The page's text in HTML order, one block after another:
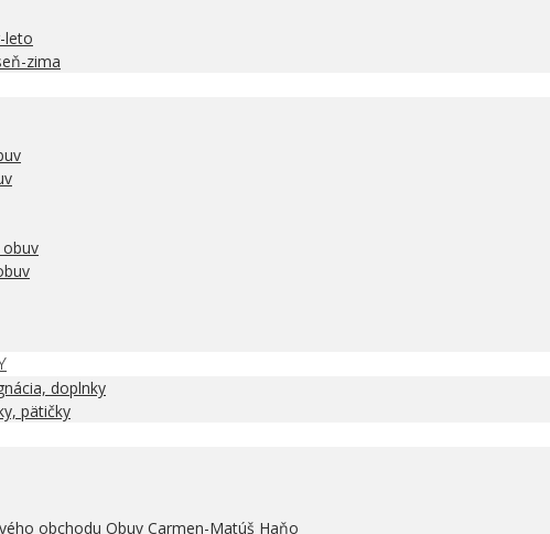
leto
zima
obuv
doplnky
pätičky
obchodu Obuv Carmen-Matúš Haňo